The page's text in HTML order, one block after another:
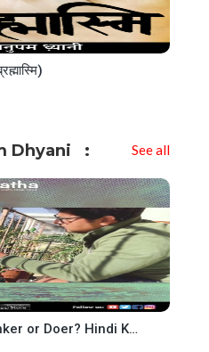
Dhyani See all
Dharmraj ya Parth? |Thinker or Doer? Hindi Kavita Poems by Anupam Dhyani